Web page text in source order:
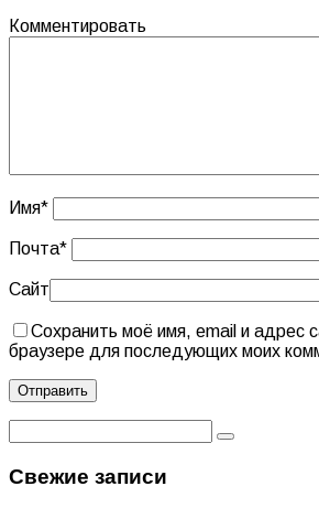
Комментировать
Имя*
Почта*
Сайт
Сохранить моё имя, email и адрес
браузере для последующих моих
Свежие записи